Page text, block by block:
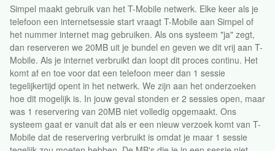
Simpel maakt gebruik van het T-Mobile netwerk. Elke keer als je
telefoon een internetsessie start vraagt T-Mobile aan Simpel of
het nummer internet mag gebruiken. Als ons systeem "ja" zegt,
dan reserveren we 20MB uit je bundel en geven we dit vrij aan T-
Mobile. Als je internet verbruikt dan loopt dit proces continu. Het
komt af en toe voor dat een telefoon meer dan 1 sessie
tegelijkertijd opent in het netwerk. We zijn aan het onderzoeken
hoe dit mogelijk is. In jouw geval stonden er 2 sessies open, maar
was 1 reservering van 20MB niet volledig opgemaakt. Ons
systeem gaat er vanuit dat als er een nieuw verzoek komt van T-
Mobile dat de reservering verbruikt is omdat je maar 1 sessie